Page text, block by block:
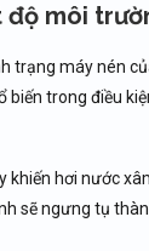
độ môi
trạng máy nén
trong điều
hơi nước
sẽ ngưng tụ